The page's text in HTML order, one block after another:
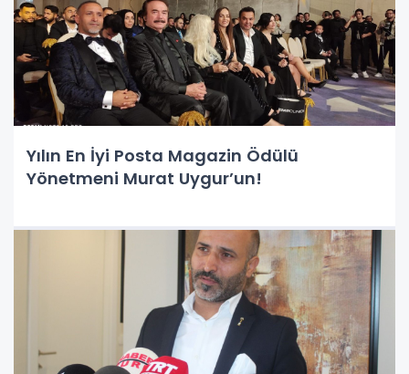
Yılın En İyi Posta Magazin Ödülü
Yönetmeni Murat Uygur’un!